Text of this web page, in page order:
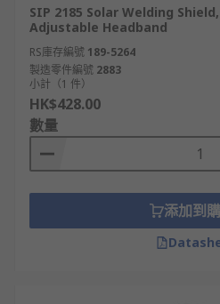
SIP 2185 Solar Welding
Adjustable Headband
RS庫存編號 189-5264
製造零件編號 2883
小計（1 件）
HK$428.00
數量
添加到